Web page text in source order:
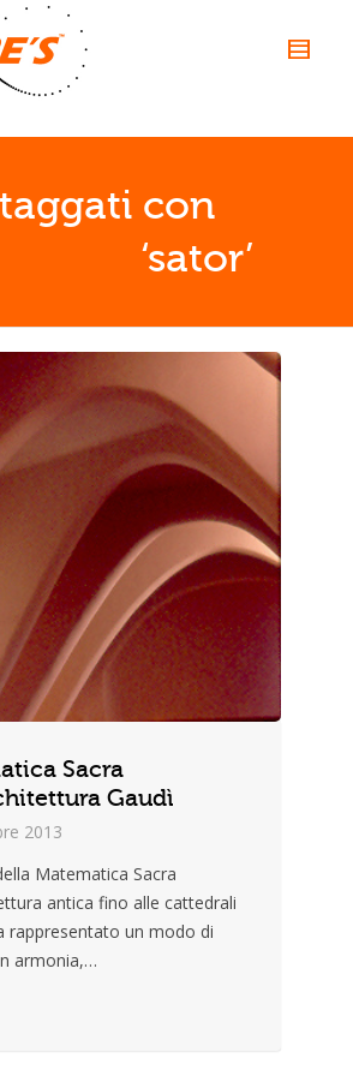
taggati con
‘sator’
Sacra
Gaudì
2013
della Matematica Sacra
antica fino alle cattedrali
rappresentato un modo di
armonia,…